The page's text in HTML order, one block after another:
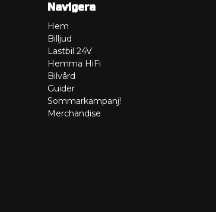
Navigera
Hem
Billjud
Lastbil 24V
Hemma HiFi
Bilvård
Guider
Sommarkampanj!
Merchandise